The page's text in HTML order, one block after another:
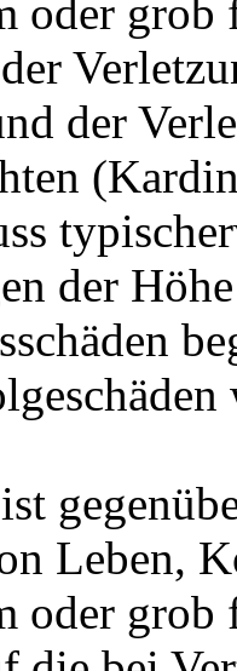
oder grob
der
der
der
Leben,
oder grob